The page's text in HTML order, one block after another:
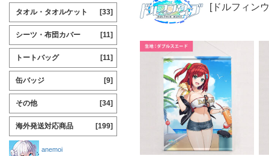
[ドルフィン
タオル・タオルケット [33]
シーツ・布団カバー [11]
トートバッグ [11]
缶バッジ [9]
その他 [34]
海外発送対応商品 [199]
anemoi